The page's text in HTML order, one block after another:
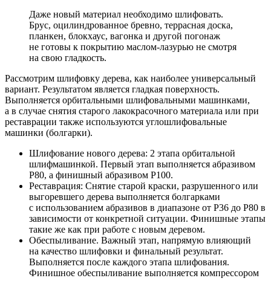
Даже новый материал необходимо шлифовать.
Брус, оцилиндрованное бревно, террасная доска,
планкен, блокхаус, вагонка и другой погонаж
не готовы к покрытию маслом-лазурью не смотря
на свою гладкость.
Рассмотрим шлифовку дерева, как наиболее универсальный
вариант. Результатом является гладкая поверхность.
Выполняется орбитальными шлифовальными машинками,
а в случае снятия старого лакокрасочного материала или при
реставрации также используются углошлифовальные
машинки (болгарки).
Шлифование нового дерева: 2 этапа орбитальной
шлифмашинкой. Первый этап выполняется абразивом
Р80, а финишный абразивом P100.
Реставрация: Снятие старой краски, разрушенного или
выгоревшего дерева выполняется болгарками
с использованием абразивов в диапазоне от P36 до P80 в
зависимости от конкретной ситуации. Финишные этапы
такие же как при работе с новым деревом.
Обеспыливание. Важный этап, напрямую влияющий
на качество шлифовки и финальный результат.
Выполняется после каждого этапа шлифования.
Финишное обеспыливание выполняется компрессором